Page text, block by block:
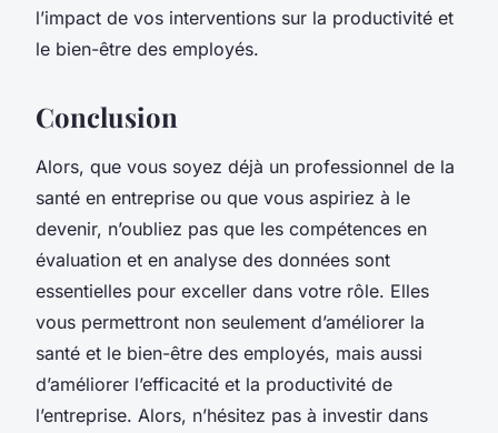
l’impact de vos interventions sur la productivité et
le bien-être des employés.
Conclusion
Alors, que vous soyez déjà un professionnel de la
santé en entreprise ou que vous aspiriez à le
devenir, n’oubliez pas que les compétences en
évaluation et en analyse des données sont
essentielles pour exceller dans votre rôle. Elles
vous permettront non seulement d’améliorer la
santé et le bien-être des employés, mais aussi
d’améliorer l’efficacité et la productivité de
l’entreprise. Alors, n’hésitez pas à investir dans